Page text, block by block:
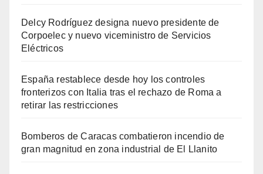
Delcy Rodríguez designa nuevo presidente de
Corpoelec y nuevo viceministro de Servicios
Eléctricos
España restablece desde hoy los controles
fronterizos con Italia tras el rechazo de Roma a
retirar las restricciones
Bomberos de Caracas combatieron incendio de
gran magnitud en zona industrial de El Llanito